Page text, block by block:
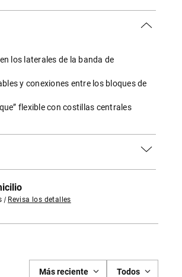
los laterales de la banda de
y conexiones entre los bloques de
flexible con costillas centrales
| Revisa los detalles
Más reciente Todos